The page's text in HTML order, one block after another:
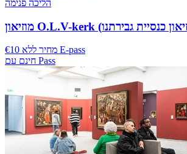
הליכה פנימה
€10 מחיר ללא E-pass
חינם עם Pass